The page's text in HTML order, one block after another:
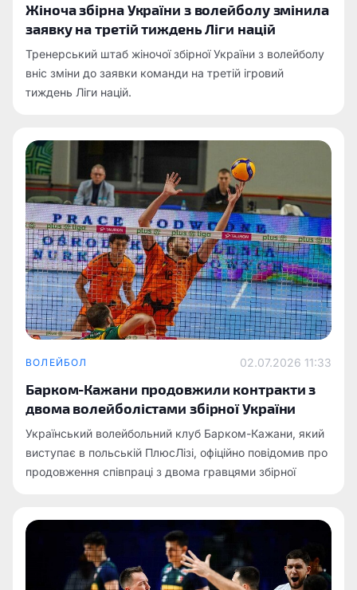
Жіноча збірна України з волейболу змінила
заявку на третій тиждень Ліги націй
Тренерський штаб жіночої збірної України з волейболу
вніс зміни до заявки команди на третій ігровий
тиждень Ліги націй.
ВОЛЕЙБОЛ 02.07.2026 11:33
Барком-Кажани продовжили контракти з
двома волейболістами збірної України
Український волейбольний клуб Барком-Кажани, який
виступає в польській ПлюсЛізі, офіційно повідомив про
продовження співпраці з двома гравцями збірної